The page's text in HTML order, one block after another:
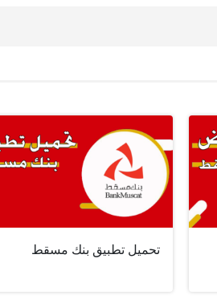
تحميل تطبيق بنك مسقط